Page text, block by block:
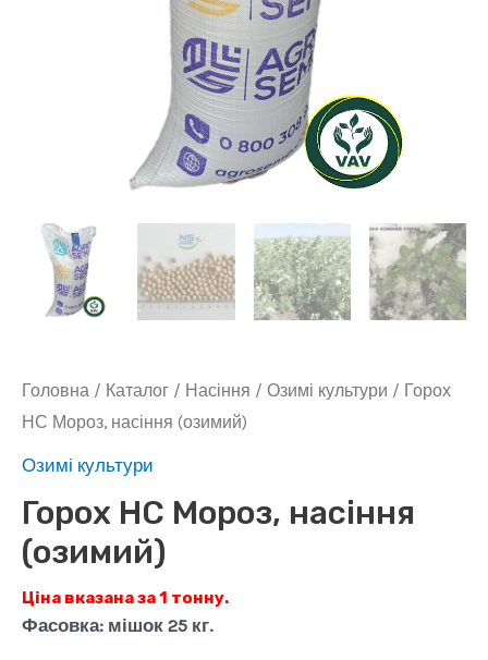
Головна / Каталог / Насіння / Озимі культури / Горох
НС Мороз, насіння (озимий)
Озимі культури
Горох НС Мороз, насіння
(озимий)
Ціна вказана за 1 тонну.
Фасовка: мішок 25 кг.